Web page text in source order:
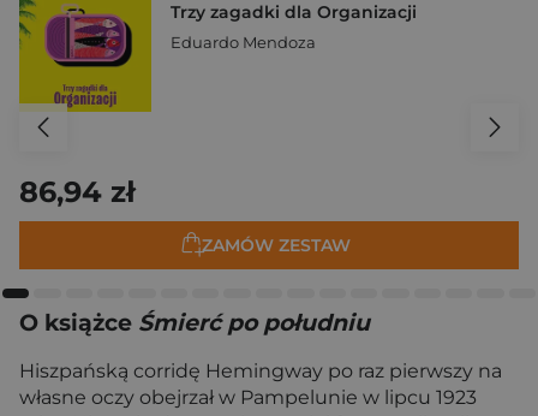
Trzy zagadki dla Organizacji
Eduardo Mendoza
86,94 zł
ZAMÓW ZESTAW
O książce Śmierć po południu
Hiszpańską corridę Hemingway po raz pierwszy na
własne oczy obejrzał w Pampelunie w lipcu 1923